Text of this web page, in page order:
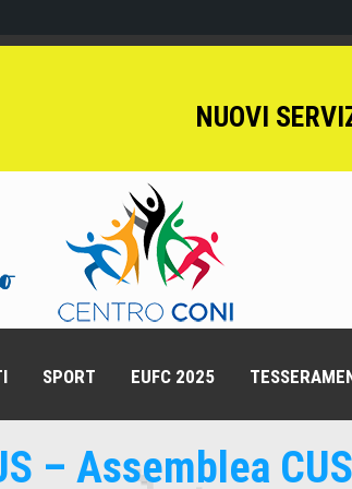
NUOVI
SPORT EUFC 2025
– Assemblea